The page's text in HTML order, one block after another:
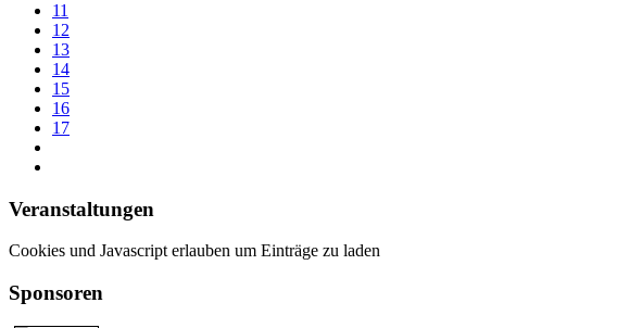
11
12
13
14
15
16
17
Veranstaltungen
Cookies und Javascript erlauben um Einträge zu laden
Sponsoren